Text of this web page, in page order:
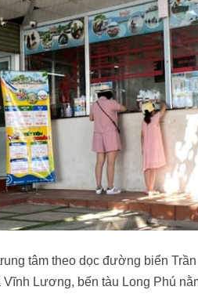
tâm theo dọc đường biển
Lương, bến tàu Long Phú